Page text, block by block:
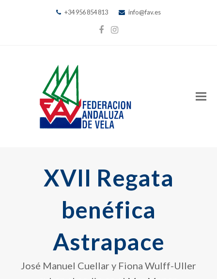
+34 956 854 813 info@fav.es
Facebook
Instagram
XVII Regata
benéfica
Astrapace
José Manuel Cuellar y Fiona Wulff-Uller